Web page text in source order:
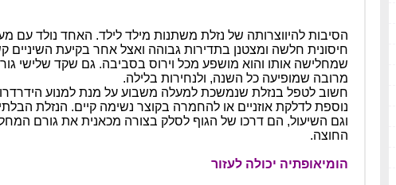
הסיבות להיווצרותה של נזלת משתנות מילד לילד. האחד נולד עם
חיסונית חלשה ומצטנן בתדירות גבוהה ואצל אחר בקיעת השיניים
שמחלישה אותו והוא מושפע מכל וירוס בסביבה. גם שקד שלישי
מרובה שמופיעה כל השנה, ולנחירות בלילה.
חשוב לטפל בנזלת שנמשכת למעלה משבוע על מנת למנוע
נוספת לדלקת אוזניים או להחמרה בקוצר נשימה קיים. הנזלת
וגם השיעול, הם דרכו של הגוף לסלק בצורה מכאנית את גורם
החוצה.
הומיאופתיה יכולה לעזור